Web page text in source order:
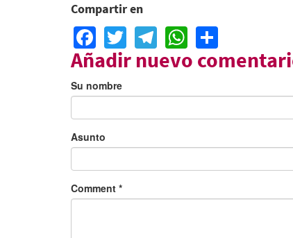
Compartir en
Facebook
TwitterTelegram
WhatsApp
Añadir nuevo
Su nombre
Asunto
Comment *